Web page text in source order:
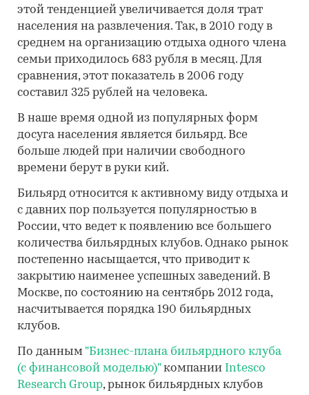
этой тенденцией увеличивается доля трат
населения на развлечения. Так, в 2010 году в
среднем на организацию отдыха одного члена
семьи приходилось 683 рубля в месяц. Для
сравнения, этот показатель в 2006 году
составил 325 рублей на человека.
В наше время одной из популярных форм
досуга населения является бильярд. Все
больше людей при наличии свободного
времени берут в руки кий.
Бильярд относится к активному виду отдыха и
с давних пор пользуется популярностью в
России, что ведет к появлению все большего
количества бильярдных клубов. Однако рынок
постепенно насыщается, что приводит к
закрытию наименее успешных заведений. В
Москве, по состоянию на сентябрь 2012 года,
насчитывается порядка 190 бильярдных
клубов.
По данным "Бизнес-плана бильярдного клуба
(с финансовой моделью)"компании Intesco
Research Group, рынок бильярдных клубов